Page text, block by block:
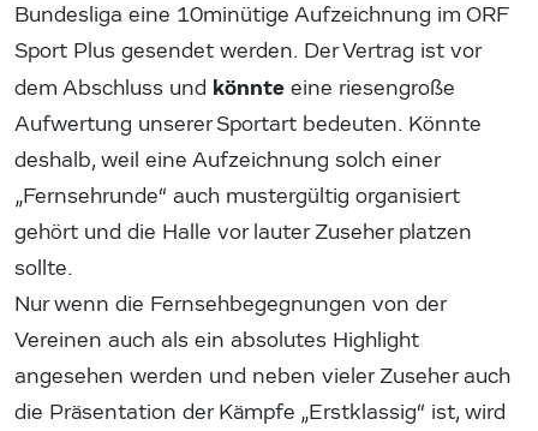
Bundesliga eine 10minütige Aufzeichnung im ORF
Sport Plus gesendet werden. Der Vertrag ist vor
dem Abschluss und könnte eine riesengroße
Aufwertung unserer Sportart bedeuten. Könnte
deshalb, weil eine Aufzeichnung solch einer
„Fernsehrunde“ auch mustergültig organisiert
gehört und die Halle vor lauter Zuseher platzen
sollte.
Nur wenn die Fernsehbegegnungen von der
Vereinen auch als ein absolutes Highlight
angesehen werden und neben vieler Zuseher auch
die Präsentation der Kämpfe „Erstklassig“ ist, wird